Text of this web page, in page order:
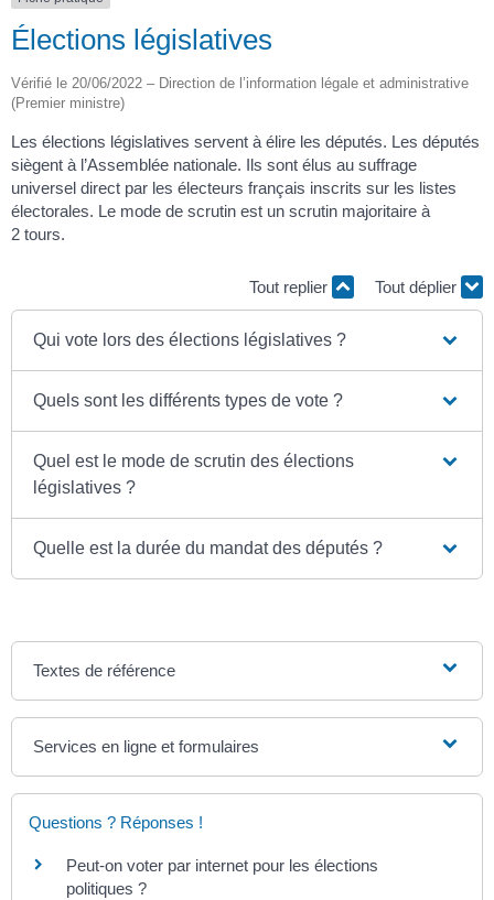
Élections législatives
Vérifié le 20/06/2022 – Direction de l’information légale et administrative
(Premier ministre)
Les élections législatives servent à élire les députés. Les députés
siègent à l’Assemblée nationale. Ils sont élus au suffrage
universel direct par les électeurs français inscrits sur les listes
électorales. Le mode de scrutin est un scrutin majoritaire à
2 tours.
Tout replier Tout déplier
Qui vote lors des élections législatives ?
Quels sont les différents types de vote ?
Quel est le mode de scrutin des élections
législatives ?
Quelle est la durée du mandat des députés ?
Textes de référence
Services en ligne et formulaires
Questions ? Réponses !
Peut-on voter par internet pour les élections
politiques ?